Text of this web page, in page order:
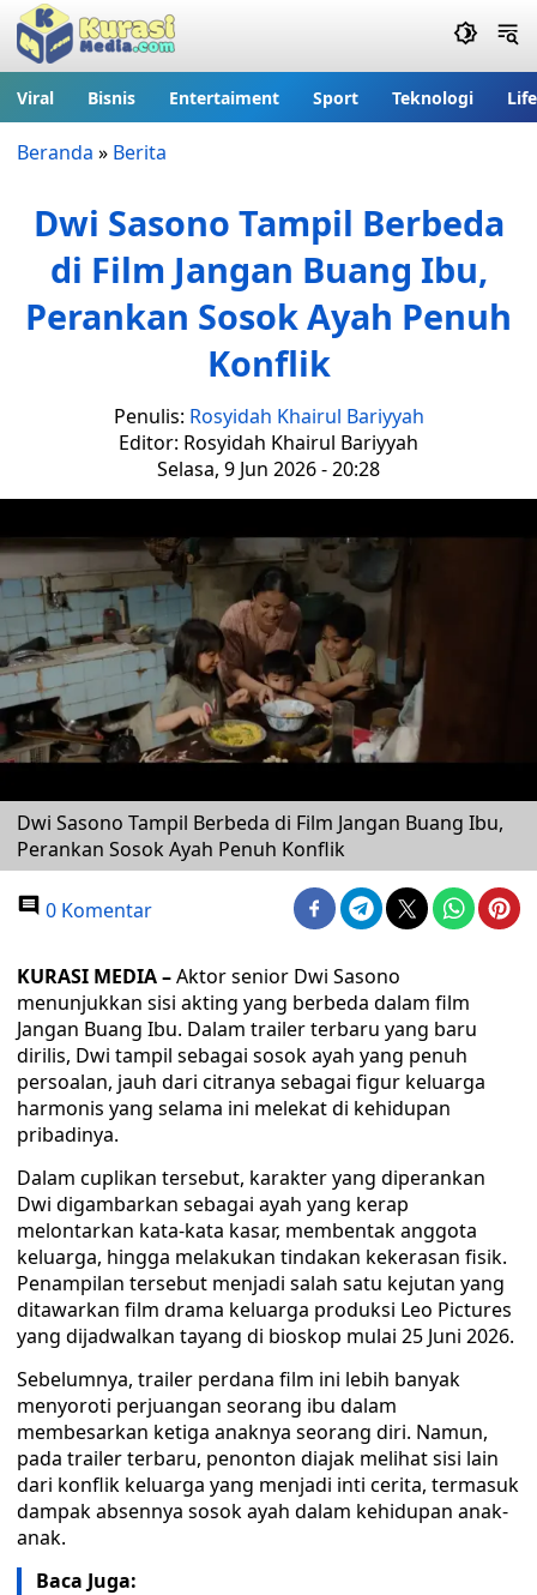
Viral Bisnis Entertaiment Sport Teknologi
Beranda » Berita
Dwi Sasono Tampil Berbeda
di Film Jangan Buang Ibu,
Perankan Sosok Ayah Penuh
Konflik
Penulis: Rosyidah Khairul Bariyyah
Editor: Rosyidah Khairul Bariyyah
Selasa, 9 Jun 2026 - 20:28
Dwi Sasono Tampil Berbeda di Film Jangan Buang Ibu,
Perankan Sosok Ayah Penuh Konflik
0 Komentar
KURASI MEDIA –Aktor senior Dwi Sasono
menunjukkan sisi akting yang berbeda dalam film
Jangan Buang Ibu. Dalam trailer terbaru yang baru
dirilis, Dwi tampil sebagai sosok ayah yang penuh
persoalan, jauh dari citranya sebagai figur keluarga
harmonis yang selama ini melekat di kehidupan
pribadinya.
Dalam cuplikan tersebut, karakter yang diperankan
Dwi digambarkan sebagai ayah yang kerap
melontarkan kata-kata kasar, membentak anggota
keluarga, hingga melakukan tindakan kekerasan fisik.
Penampilan tersebut menjadi salah satu kejutan yang
ditawarkan film drama keluarga produksi Leo Pictures
yang dijadwalkan tayang di bioskop mulai 25 Juni 2026.
Sebelumnya, trailer perdana film ini lebih banyak
menyoroti perjuangan seorang ibu dalam
membesarkan ketiga anaknya seorang diri. Namun,
pada trailer terbaru, penonton diajak melihat sisi lain
dari konflik keluarga yang menjadi inti cerita, termasuk
dampak absennya sosok ayah dalam kehidupan anak-
anak.
Baca Juga: